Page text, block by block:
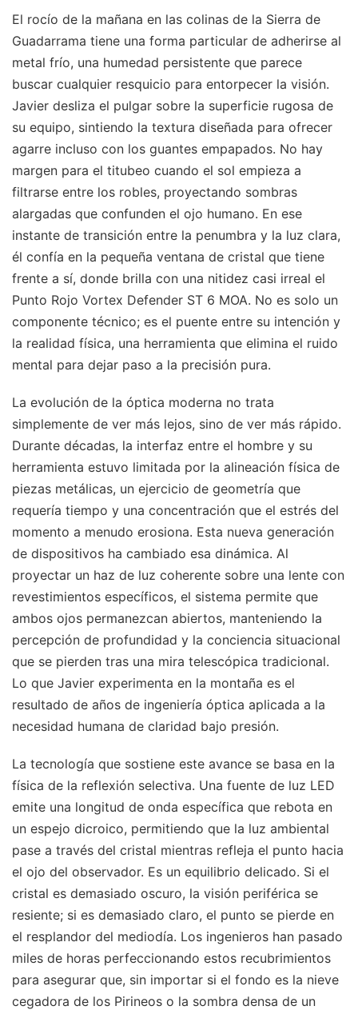
El rocío de la mañana en las colinas de la Sierra de
Guadarrama tiene una forma particular de adherirse al
metal frío, una humedad persistente que parece
buscar cualquier resquicio para entorpecer la visión.
Javier desliza el pulgar sobre la superficie rugosa de
su equipo, sintiendo la textura diseñada para ofrecer
agarre incluso con los guantes empapados. No hay
margen para el titubeo cuando el sol empieza a
filtrarse entre los robles, proyectando sombras
alargadas que confunden el ojo humano. En ese
instante de transición entre la penumbra y la luz clara,
él confía en la pequeña ventana de cristal que tiene
frente a sí, donde brilla con una nitidez casi irreal el
Punto Rojo Vortex Defender ST 6 MOA. No es solo un
componente técnico; es el puente entre su intención y
la realidad física, una herramienta que elimina el ruido
mental para dejar paso a la precisión pura.
La evolución de la óptica moderna no trata
simplemente de ver más lejos, sino de ver más rápido.
Durante décadas, la interfaz entre el hombre y su
herramienta estuvo limitada por la alineación física de
piezas metálicas, un ejercicio de geometría que
requería tiempo y una concentración que el estrés del
momento a menudo erosiona. Esta nueva generación
de dispositivos ha cambiado esa dinámica. Al
proyectar un haz de luz coherente sobre una lente con
revestimientos específicos, el sistema permite que
ambos ojos permanezcan abiertos, manteniendo la
percepción de profundidad y la conciencia situacional
que se pierden tras una mira telescópica tradicional.
Lo que Javier experimenta en la montaña es el
resultado de años de ingeniería óptica aplicada a la
necesidad humana de claridad bajo presión.
La tecnología que sostiene este avance se basa en la
física de la reflexión selectiva. Una fuente de luz LED
emite una longitud de onda específica que rebota en
un espejo dicroico, permitiendo que la luz ambiental
pase a través del cristal mientras refleja el punto hacia
el ojo del observador. Es un equilibrio delicado. Si el
cristal es demasiado oscuro, la visión periférica se
resiente; si es demasiado claro, el punto se pierde en
el resplandor del mediodía. Los ingenieros han pasado
miles de horas perfeccionando estos recubrimientos
para asegurar que, sin importar si el fondo es la nieve
cegadora de los Pirineos o la sombra densa de un